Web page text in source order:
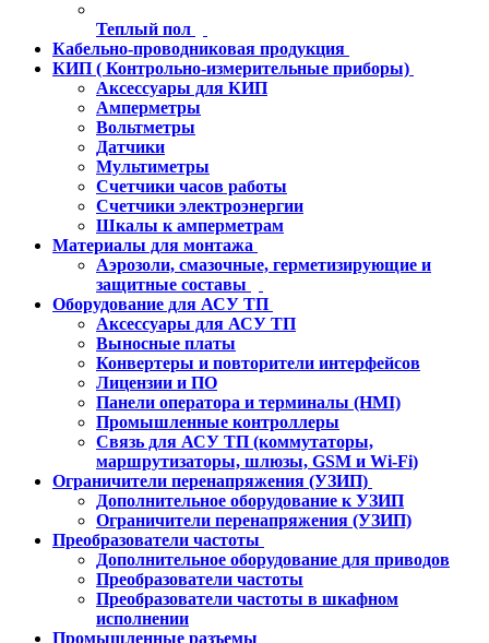
Теплый пол
Кабельно-проводниковая продукция
КИП ( Контрольно-измерительные приборы)
Аксессуары для КИП
Амперметры
Вольтметры
Датчики
Мультиметры
Счетчики часов работы
Счетчики электроэнергии
Шкалы к амперметрам
Материалы для монтажа
Аэрозоли, смазочные, герметизирующие и
защитные составы
Оборудование для АСУ ТП
Аксессуары для АСУ ТП
Выносные платы
Конвертеры и повторители интерфейсов
Лицензии и ПО
Панели оператора и терминалы (HMI)
Промышленные контроллеры
Связь для АСУ ТП (коммутаторы,
маршрутизаторы, шлюзы, GSM и Wi-Fi)
Ограничители перенапряжения (УЗИП)
Дополнительное оборудование к УЗИП
Ограничители перенапряжения (УЗИП)
Преобразователи частоты
Дополнительное оборудование для приводов
Преобразователи частоты
Преобразователи частоты в шкафном
исполнении
Промышленные разъемы